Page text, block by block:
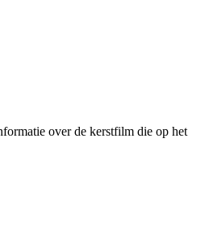
over de kerstfilm die op het